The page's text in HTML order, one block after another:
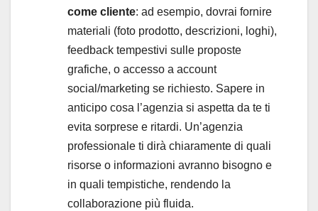
come cliente: ad esempio, dovrai fornire
materiali (foto prodotto, descrizioni, loghi),
feedback tempestivi sulle proposte
grafiche, o accesso a account
social/marketing se richiesto. Sapere in
anticipo cosa l’agenzia si aspetta da te ti
evita sorprese e ritardi. Un’agenzia
professionale ti dirà chiaramente di quali
risorse o informazioni avranno bisogno e
in quali tempistiche, rendendo la
collaborazione più fluida.